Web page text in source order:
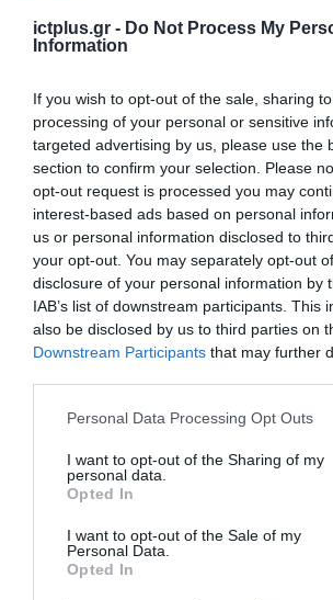
ictplus.gr - Do Not Process My
Information
If you wish to opt-out of the sale, sharing
processing of your personal or sensitive
targeted advertising by us, please use the
section to confirm your selection. Please
opt-out request is processed you may
interest-based ads based on personal
us or personal information disclosed to
your opt-out. You may separately opt-out
disclosure of your personal information by
IAB’s list of downstream participants. This
also be disclosed by us to third parties on
Downstream Participants that may further
Please note that this website/app uses one
not limited to your visit or usage behaviour.
grant or deny consent to Google and its
use your data for below specified purposes
consent section.
Personal Data Processing Opt Outs
I want to opt-out of the Sharing of my
personal data.
Opted In
I want to opt-out of the Sale of my
Personal Data.
Opted In
Δύσπιστοι οι
στις ψηφιακές
Η αξία των ανέπαφων
πληρωμών θα
220% μέχρι το 2027